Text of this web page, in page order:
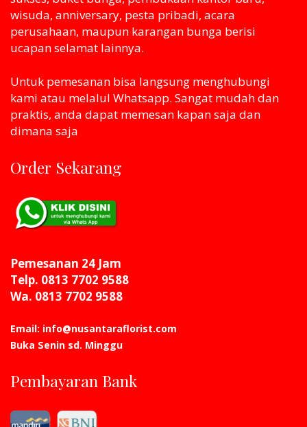
wisuda, anniversary, pesta pribadi, acara
perusahaan, maupun karangan bunga berisi
ucapan selamat lainnya.
Untuk pemesanan bisa langsung menghubungi
kami atau melaluI Whatsapp. Sangat mudah dan
praktis, anda dapat memesan kapan saja dan
dimana saja
Order Sekarang
Pemesanan 24 Jam
Telp. 0813 7702 9588
Wa. 0813 7702 9588
Email: info@nusantaraflorist.com
Buka Senin sd. Minggu
Pembayaran Bank